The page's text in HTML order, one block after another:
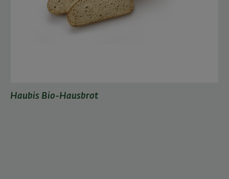
Haubis Bio-Hausbrot